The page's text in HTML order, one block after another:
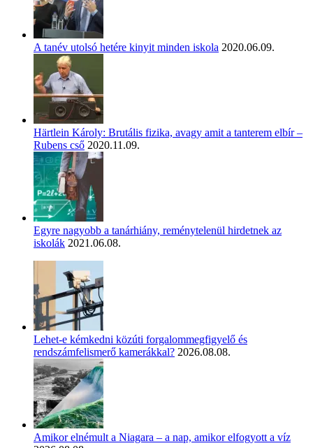
A tanév utolsó hetére kinyit minden iskola 2020.06.09.
Härtlein Károly: Brutális fizika, avagy amit a tanterem elbír –
Rubens cső 2020.11.09.
Egyre nagyobb a tanárhiány, reménytelenül hirdetnek az
iskolák 2021.06.08.
Lehet-e kémkedni közúti forgalommegfigyelő és
rendszámfelismerő kamerákkal? 2026.08.08.
Amikor elnémult a Niagara – a nap, amikor elfogyott a víz